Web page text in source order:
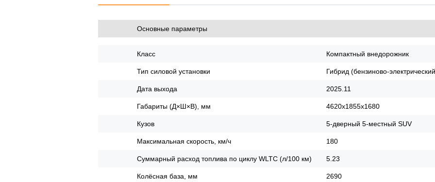
Основные параметры
Класс Компактный внедорожник
Тип силовой установки Гибрид (бензиново-
Дата выхода 2025.11
Габариты (Д×Ш×В), мм 4620x1855x1680
Кузов 5-дверный 5-местный SUV
Максимальная скорость, км/ч 180
Суммарный расход топлива по циклу WLTC (л/100 км) 5.23
Колёсная база, мм 2690